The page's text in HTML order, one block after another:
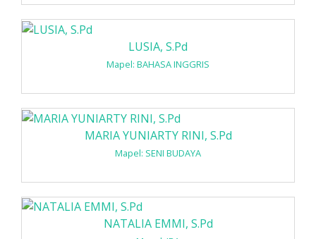
LUSIA, S.Pd
Mapel: BAHASA INGGRIS
MARIA YUNIARTY RINI, S.Pd
Mapel: SENI BUDAYA
NATALIA EMMI, S.Pd